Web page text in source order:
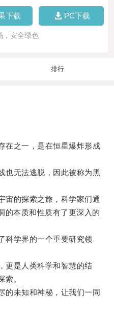
下载 PC下载
，安全绿色
排行
之一，是在恒星爆炸形成
无法逃脱，因此被称为黑
的探索之旅，科学家们通
的本质和性质有了更深入的
学界的一个重要研究领
是人类科学和智慧的结
索。
未知和神秘，让我们一同